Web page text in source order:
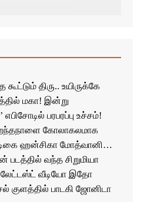
திரு.. உயிருக்கே
மகா! இன்று
எபிசோடில் பரபரப்பு உச்சம்!
கோலாகலமாக
ஹன்சிகா மோத்வானி…
படத்தில் வந்த சிறுமியா
வீடியோ இதோ
குளத்தில் பாடகி ஜோனிடா